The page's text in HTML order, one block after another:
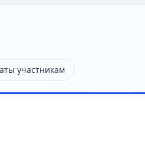
участникам